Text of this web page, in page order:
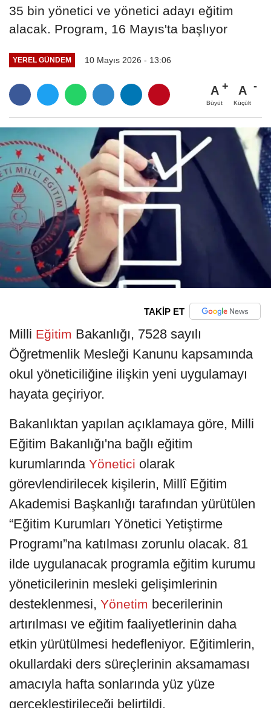
35 bin yönetici ve yönetici adayı eğitim
alacak. Program, 16 Mayıs'ta başlıyor
YEREL GÜNDEM 10 Mayıs 2026 - 13:06
A
Büyüt
A
Küçült
TAKİP ET
Milli Eğitim Bakanlığı, 7528 sayılı
Öğretmenlik Mesleği Kanunu kapsamında
okul yöneticiliğine ilişkin yeni uygulamayı
hayata geçiriyor.
Bakanlıktan yapılan açıklamaya göre, Milli
Eğitim Bakanlığı'na bağlı eğitim
kurumlarında Yönetici olarak
görevlendirilecek kişilerin, Millî Eğitim
Akademisi Başkanlığı tarafından yürütülen
“Eğitim Kurumları Yönetici Yetiştirme
Programı”na katılması zorunlu olacak. 81
ilde uygulanacak programla eğitim kurumu
yöneticilerinin mesleki gelişimlerinin
desteklenmesi, Yönetim becerilerinin
artırılması ve eğitim faaliyetlerinin daha
etkin yürütülmesi hedefleniyor. Eğitimlerin,
okullardaki ders süreçlerinin aksamaması
amacıyla hafta sonlarında yüz yüze
gerçekleştirileceği belirtildi.